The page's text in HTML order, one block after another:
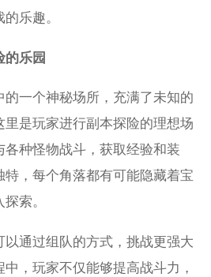
乐趣。
的乐园
一个神秘场所，充满了未知的
是玩家进行副本探险的理想场
各种怪物战斗，获取经验和装
，每个角落都有可能隐藏着宝
索。
通过组队的方式，挑战更强大
，玩家不仅能够提高战斗力，